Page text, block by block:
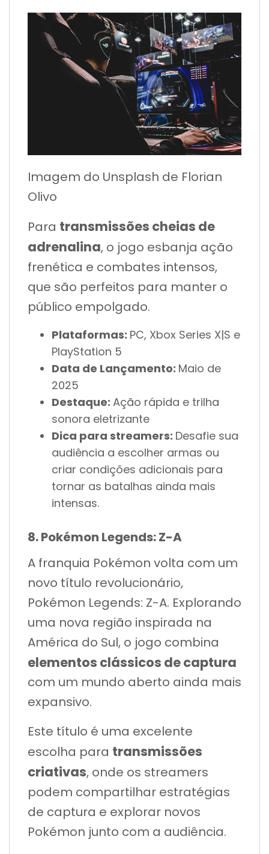
Imagem do Unsplash de Florian
Olivo
Para transmissões cheias de
adrenalina, o jogo esbanja ação
frenética e combates intensos,
que são perfeitos para manter o
público empolgado.
Plataformas: PC, Xbox Series X|S e
PlayStation 5
Data de Lançamento: Maio de
2025
Destaque: Ação rápida e trilha
sonora eletrizante
Dica para streamers: Desafie sua
audiência a escolher armas ou
criar condições adicionais para
tornar as batalhas ainda mais
intensas.
8. Pokémon Legends: Z-A
A franquia Pokémon volta com um
novo título revolucionário,
Pokémon Legends: Z-A. Explorando
uma nova região inspirada na
América do Sul, o jogo combina
elementos clássicos de captura
com um mundo aberto ainda mais
expansivo.
Este título é uma excelente
escolha para transmissões
criativas, onde os streamers
podem compartilhar estratégias
de captura e explorar novos
Pokémon junto com a audiência.